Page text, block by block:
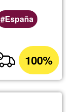
España
100%